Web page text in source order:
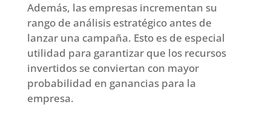
Además, las empresas incrementan su
rango de análisis estratégico antes de
lanzar una campaña. Esto es de especial
utilidad para garantizar que los recursos
invertidos se conviertan con mayor
probabilidad en ganancias para la
empresa.